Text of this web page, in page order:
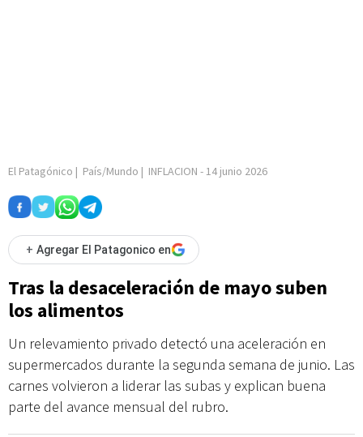
El Patagónico | País/Mundo | INFLACION - 14 junio 2026
+ Agregar El Patagonico en
Tras la desaceleración de mayo suben
los alimentos
Un relevamiento privado detectó una aceleración en
supermercados durante la segunda semana de junio. Las
carnes volvieron a liderar las subas y explican buena
parte del avance mensual del rubro.